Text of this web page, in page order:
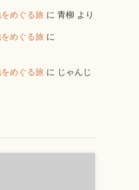
めぐる旅 に 青柳 より
めぐる旅 に
めぐる旅 に じゃんじ